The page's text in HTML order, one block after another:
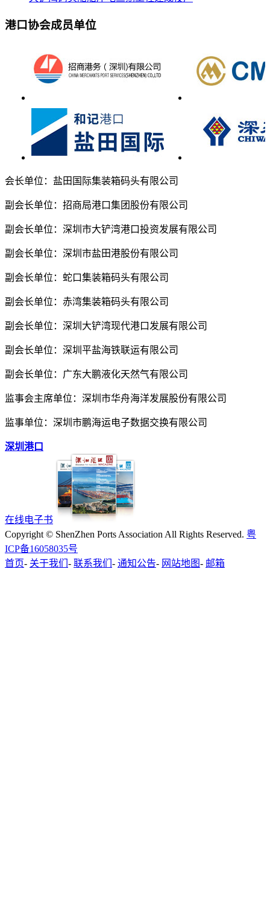
港口协会成员单位
会长单位：盐田国际集装箱码头有限公司
副会长单位：招商局港口集团股份有限公司
副会长单位：深圳市大铲湾港口投资发展有限公司
副会长单位：深圳市盐田港股份有限公司
副会长单位：蛇口集装箱码头有限公司
副会长单位：赤湾集装箱码头有限公司
副会长单位：深圳大铲湾现代港口发展有限公司
副会长单位：深圳平盐海铁联运有限公司
副会长单位：广东大鹏液化天然气有限公司
监事会主席单位：深圳市华舟海洋发展股份有限公司
监事单位：深圳市鹏海运电子数据交换有限公司
深圳港口
在线电子书
Copyright © ShenZhen Ports Association All Rights Reserved. 粤
ICP备16058035号
首页- 关于我们 - 联系我们 - 通知公告- 网站地图- 邮箱